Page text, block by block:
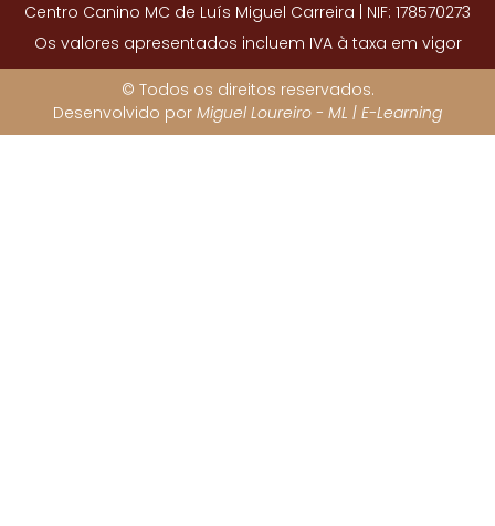
Centro Canino MC de Luís Miguel Carreira | NIF: 178570273
Os valores apresentados incluem IVA à taxa em vigor
© Todos os direitos reservados.
Desenvolvido por Miguel Loureiro - ML | E-Learning